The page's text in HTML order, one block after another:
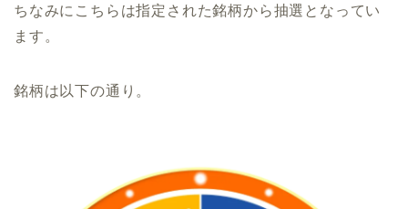
ちなみにこちらは指定された銘柄から抽選となってい
ます。
銘柄は以下の通り。
ホーム